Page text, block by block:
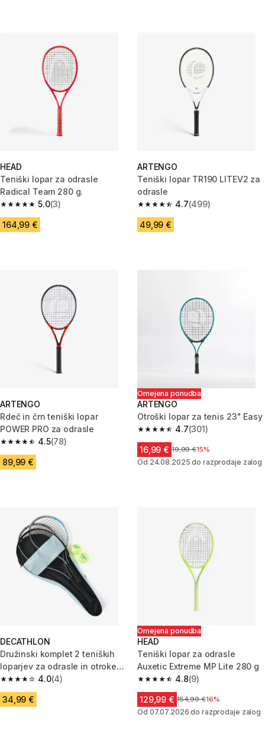
HEAD
Teniški lopar za odrasle
Radical Team 280 g.
5.0
5.0 od 5 zvezdic from 3 ocene
(3)
164,99 €
ARTENGO
Teniški lopar TR190 LITEV2 za
odrasle
4.7
4.7 od 5 zvezdic from 499
(499)
49,99 €
ARTENGO
Rdeč in črn teniški lopar
POWER PRO za odrasle
4.5
4.5 od 5 zvezdic from 78 ocene
(78)
89,99 €
Omejena ponudba
ARTENGO
Otroški lopar za tenis 23" Easy
4.7
4.7 od 5 zvezdic from 301
(301)
16,99 € Cena pred znižanjem
19,99 €15%
Od 24.08.2025 do razprodaje zalog
DECATHLON
Družinski komplet 2 teniških
loparjev za odrasle in otroke
Essential - moder
4.0
4.0 od 5 zvezdic from 4 ocene
(4)
34,99 €
Omejena ponudba
HEAD
Teniški lopar za odrasle
Auxetic Extreme MP Lite 280 g
4.8
4.8 od 5 zvezdic from 9 ocene
(9)
129,99 € Cena pred znižanjem
154,99 €16%
Od 07.07.2026 do razprodaje zalog